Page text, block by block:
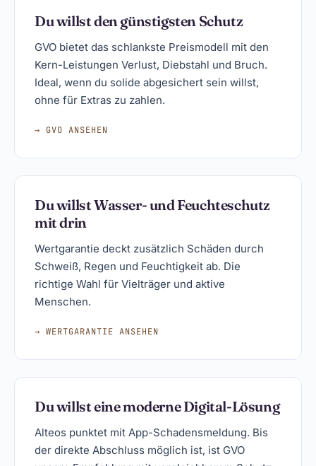
Du willst den günstigsten Schutz
GVO bietet das schlankste Preismodell mit den
Kern-Leistungen Verlust, Diebstahl und Bruch.
Ideal, wenn du solide abgesichert sein willst,
ohne für Extras zu zahlen.
→ GVO ANSEHEN
Du willst Wasser- und Feuchteschutz
mit drin
Wertgarantie deckt zusätzlich Schäden durch
Schweiß, Regen und Feuchtigkeit ab. Die
richtige Wahl für Vielträger und aktive
Menschen.
→ WERTGARANTIE ANSEHEN
Du willst eine moderne Digital-Lösung
Alteos punktet mit App-Schadensmeldung. Bis
der direkte Abschluss möglich ist, ist GVO